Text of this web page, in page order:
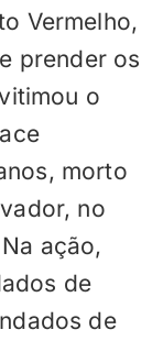
Vermelho,
prender os
o
morto
no
ação,
de
de